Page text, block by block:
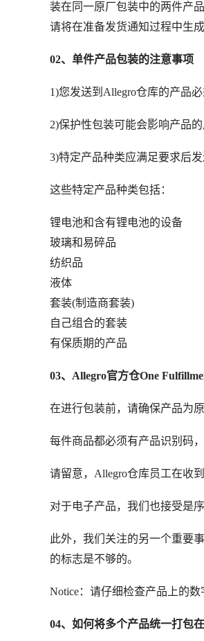
装在同一原厂包装中的两件产
请将在准备发货通知过程中生
02、单件产品包装的注意事项
1)您发送到Allegro仓库的产品
2)保护性包装可能会影响产品
3)特定产品种类应满足要求后发
这些特定产品种类包括：
锂电池和含有锂电池的设备
玻璃和易碎品
纺织品
液体
套装(制造商套装)
自己组合的套装
有保质期的产品
03、Allegro官方仓One
在进行包装前，请确保产品为
每件商品都必须有产品识别码
请留意，Allegro仓库员工在收
对于电子产品，我们也接受是
此外，我们关注的另一个重要
的标志是不够的。
Notice：请仔细检查产品上的
04、如何将多个产品统一打包